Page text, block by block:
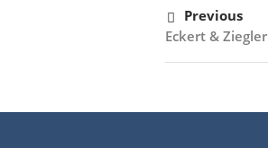
Previous
Eckert &